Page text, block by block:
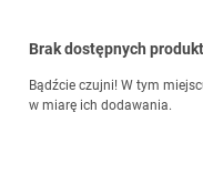
Brak dostępnych
Bądźcie czujni! W tym
w miarę ich dodawania.